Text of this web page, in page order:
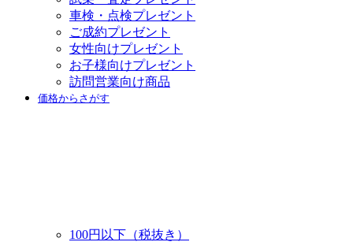
車検・点検プレゼント
ご成約プレゼント
女性向けプレゼント
お子様向けプレゼント
訪問営業向け商品
価格からさがす
100円以下（税抜き）